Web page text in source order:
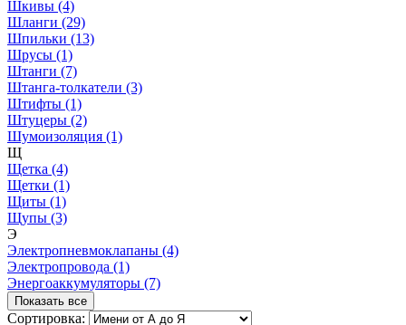
Шкивы (4)
Шланги (29)
Шпильки (13)
Шрусы (1)
Штанги (7)
Штанга-толкатели (3)
Штифты (1)
Штуцеры (2)
Шумоизоляция (1)
Щ
Щетка (4)
Щетки (1)
Щиты (1)
Щупы (3)
Э
Электропневмоклапаны (4)
Электропровода (1)
Энергоаккумуляторы (7)
Показать все
Сортировка: